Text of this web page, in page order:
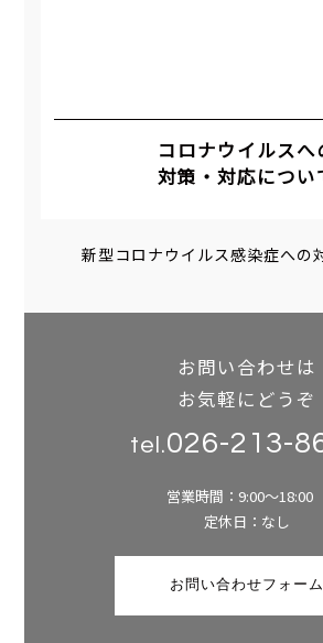
コロナウイルスへ
対策・対応につい
新型コロナウイルス感染症への
お問い合わせは
お気軽にどうぞ
tel.026-213-
営業時間：9:00～18:00
定休日：なし
お問い合わせフォーム